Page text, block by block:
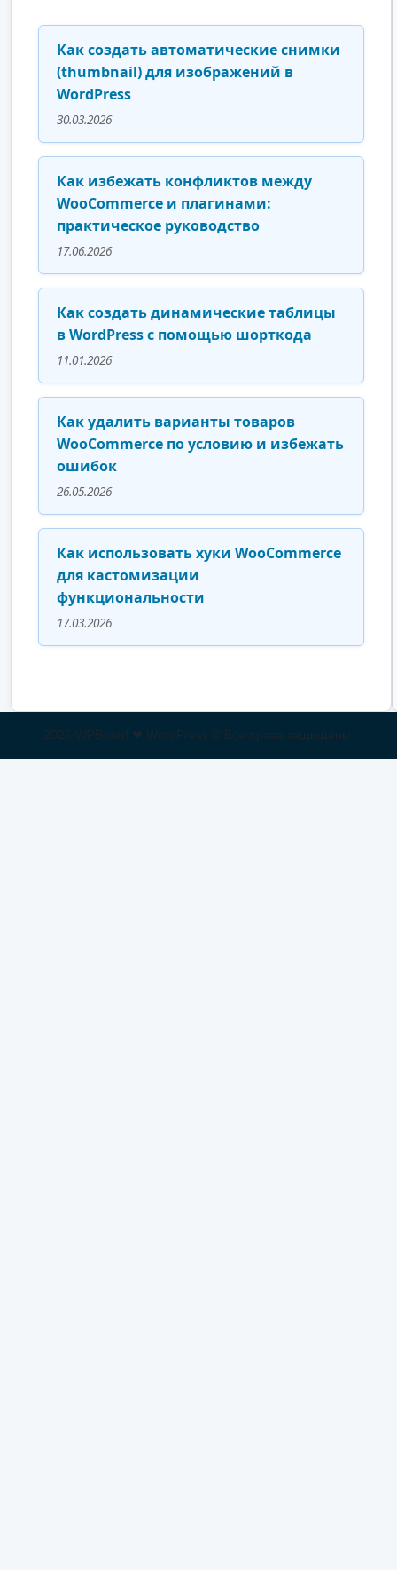
Как создать автоматические снимки
(thumbnail) для изображений в
WordPress
30.03.2026
Как избежать конфликтов между
WooCommerce и плагинами:
практическое руководство
17.06.2026
Как создать динамические таблицы
в WordPress с помощью шорткода
11.01.2026
Как удалить варианты товаров
WooCommerce по условию и избежать
ошибок
26.05.2026
Как использовать хуки WooCommerce
для кастомизации
функциональности
17.03.2026
2026 WPBoard ❤ WordPress © Все права защищены.